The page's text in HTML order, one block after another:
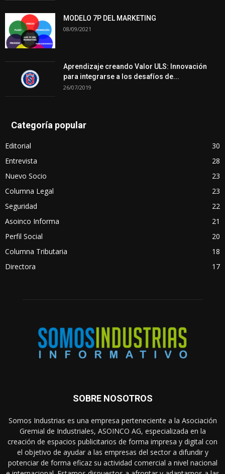
MODELO 7P DEL MARKETING
08/09/2021
Aprendizaje creando Valor ULS: Innovación
para integrarse a los desafíos de...
26/07/2019
Categoría popular
Editorial
30
Entrevista
28
Nuevo Socio
23
Columna Legal
23
Seguridad
22
Asoinco Informa
21
Perfil Social
20
Columna Tributaria
18
Directora
17
SOBRE NOSOTROS
Somos Industrias es una empresa perteneciente a la Asociación
Gremial de Industriales, ASOINCO AG, especializada en la
creación de espacios publicitarios de forma impresa y digital con
el objetivo de ayudar a las empresas del sector a difundir y
potenciar de forma eficaz su actividad comercial a nivel nacional